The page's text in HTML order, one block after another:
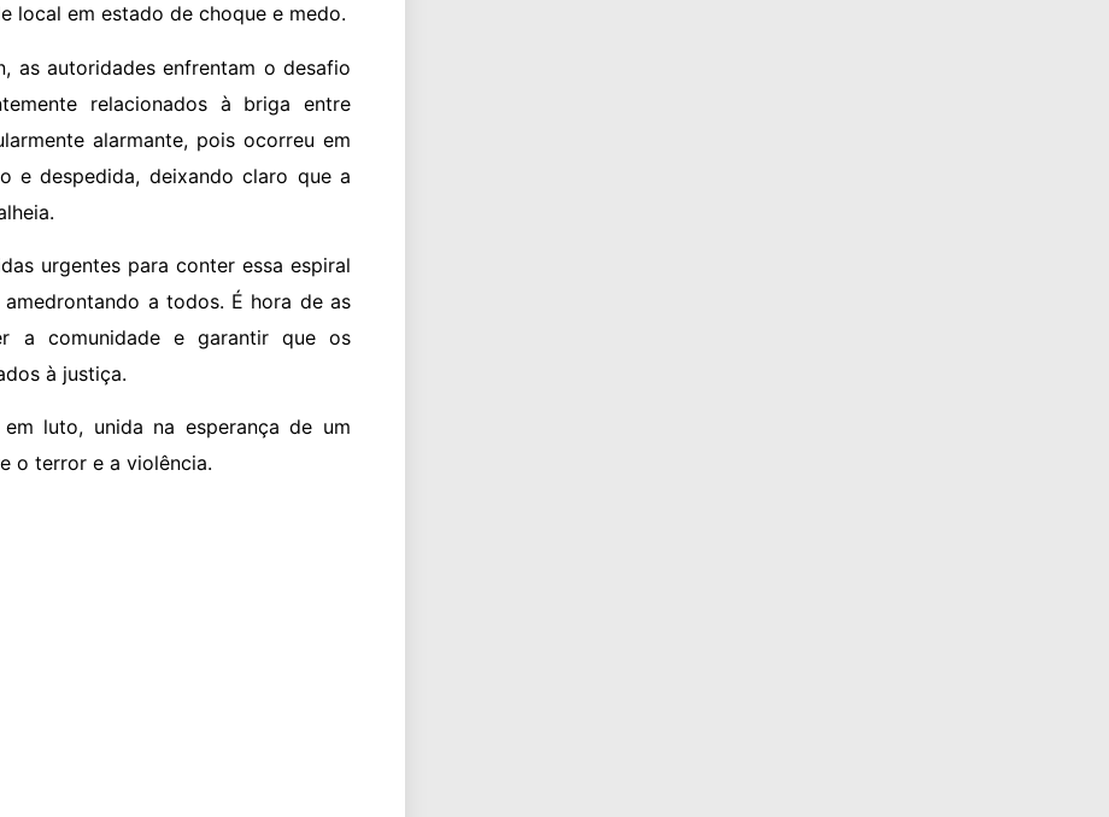
local em estado de choque e medo.
as autoridades enfrentam o desafio
relacionados à briga entre
alarmante, pois ocorreu em
e despedida, deixando claro que a
urgentes para conter essa espiral
a todos. É hora de as
a comunidade e garantir que os
à justiça.
luto, unida na esperança de um
o terror e a violência.